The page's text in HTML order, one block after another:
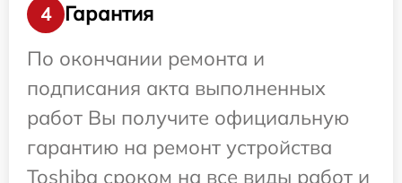
4
Гарантия
По окончании ремонта и
подписания акта выполненных
работ Вы получите официальную
гарантию на ремонт устройства
Toshiba сроком на все виды работ и